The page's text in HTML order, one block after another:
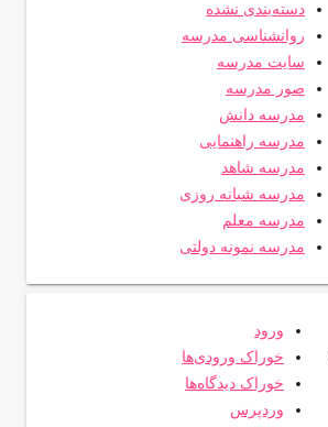
دسته‌بندی نشده
روانشناسی مدرسه
سایت مدرسه
صور مدرسه
مدرسه دانش
مدرسه راهنمایی
مدرسه شاهد
مدرسه شبانه روزی
مدرسه معلم
مدرسه نمونه دولتی
ورود
خوراک ورودی‌ها
خوراک دیدگاه‌ها
وردپرس